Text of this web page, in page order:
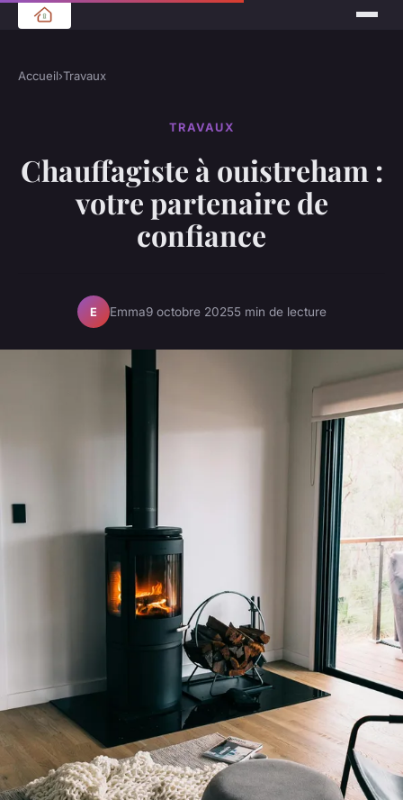
Accueil›Travaux
TRAVAUX
Chauffagiste à ouistreham :
votre partenaire de
confiance
E Emma9 octobre 20255 min de lecture